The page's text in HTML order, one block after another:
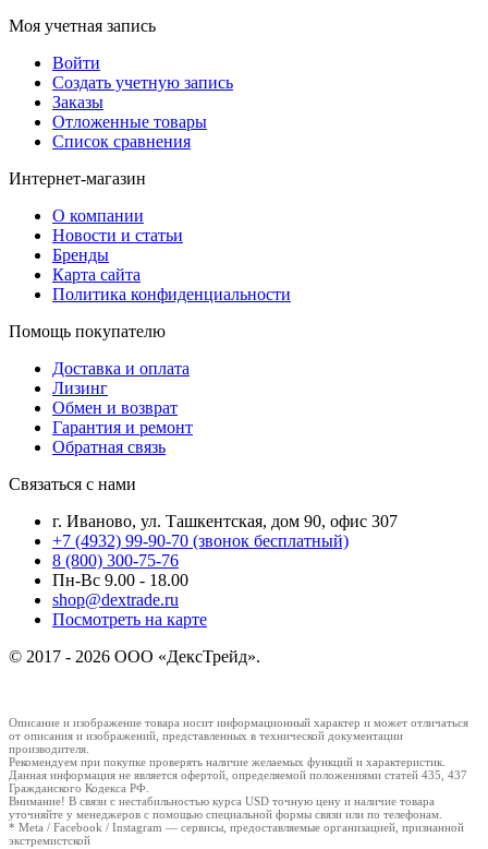
Моя учетная запись
Войти
Создать учетную запись
Заказы
Отложенные товары
Список сравнения
Интернет-магазин
О компании
Новости и статьи
Бренды
Карта сайта
Политика конфиденциальности
Помощь покупателю
Доставка и оплата
Лизинг
Обмен и возврат
Гарантия и ремонт
Обратная связь
Связаться с нами
г. Иваново, ул. Ташкентская, дом 90, офис 307
+7 (4932) 99-90-70 (звонок бесплатный)
8 (800) 300-75-76
Пн-Вс 9.00 - 18.00
shop@dextrade.ru
Посмотреть на карте
© 2017 - 2026 ООО «ДексТрейд».
Описание и изображение товара носит информационный характер и может отличаться
от описания и изображений, представленных в технической документации
производителя.
Рекомендуем при покупке проверять наличие желаемых функций и характеристик.
Данная информация не является офертой, определяемой положениями статей 435, 437
Гражданского Кодекса РФ.
Внимание! В связи с нестабильностью курса USD точную цену и наличие товара
уточняйте у менеджеров с помощью специальной формы связи или по телефонам.
* Meta / Facebook / Instagram — сервисы, предоставляемые организацией, признанной
экстремистской